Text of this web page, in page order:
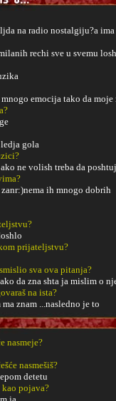
na radio nostalgiju?a ima
rechi sve u svemu
emocija tako da
gola
ne volish treba da
ih mnogo dobrih
prijateljstvu?
sva ova pitanja?
da zna shta ja mislim o
na ista?
znam ...nasledno je to
nasmeje?
nasmešiš?
detetu
kao pojava?